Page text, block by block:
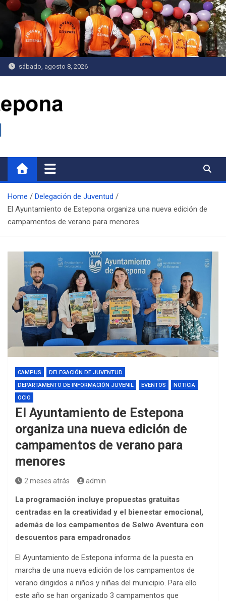
Saltar
contenido
sábado, agosto 8, 2026
Home
Delegación de Juventud
El Ayuntamiento de Estepona organiza una nueva edición de
campamentos de verano para menores
CAMPUS
DELEGACIÓN DE JUVENTUD
DEPARTAMENTO DE INFORMACIÓN JUVENIL
EVENTOS
NOTICIA
OCIO
El Ayuntamiento de Estepona
organiza una nueva edición de
campamentos de verano para
menores
2 meses atrás admin
La programación incluye propuestas gratuitas
centradas en la creatividad y el bienestar emocional,
además de los campamentos de Selwo Aventura con
descuentos para empadronados
El Ayuntamiento de Estepona informa de la puesta en
marcha de una nueva edición de los campamentos de
verano dirigidos a niños y niñas del municipio. Para ello
este año se han organizado 3 campamentos que